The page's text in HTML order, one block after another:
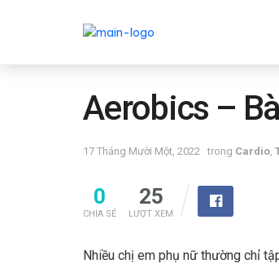
Aerobics –
17 Tháng Mười Một, 2022 trong Cardio,
0
CHIA SẺ
25
LƯỢT XEM
Nhiều chị em phụ nữ thường chỉ